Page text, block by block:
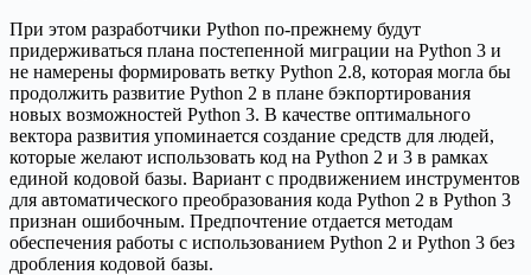
При этом разработчики Python по-прежнему будут
придерживаться плана постепенной миграции на Python 3 и
не намерены формировать ветку Python 2.8, которая могла бы
продолжить развитие Python 2 в плане бэкпортирования
новых возможностей Python 3. В качестве оптимального
вектора развития упоминается создание средств для людей,
которые желают использовать код на Python 2 и 3 в рамках
единой кодовой базы. Вариант с продвижением инструментов
для автоматического преобразования кода Python 2 в Python 3
признан ошибочным. Предпочтение отдается методам
обеспечения работы с использованием Python 2 и Python 3 без
дробления кодовой базы.